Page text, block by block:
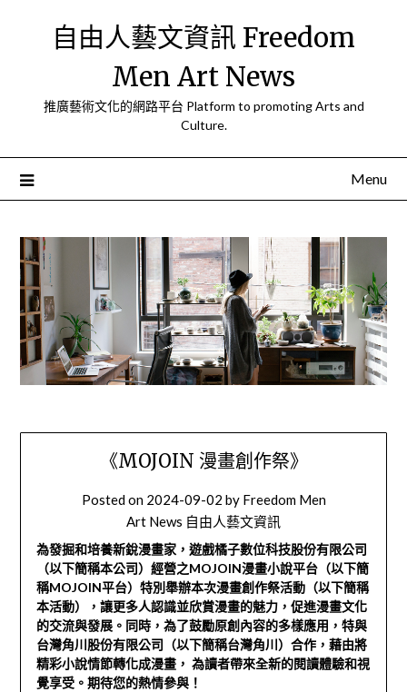
自由人藝文資訊 Freedom
Men Art News
推廣藝術文化的網路平台 Platform to promoting Arts and
Culture.
Menu
《MOJOIN 漫畫創作祭》
Posted on 2024-09-02 by Freedom Men
Art News 自由人藝文資訊
為發掘和培養新銳漫畫家，遊戲橘子數位科技股份有限公司
（以下簡稱本公司）經營之MOJOIN漫畫小說平台（以下簡
稱MOJOIN平台）特別舉辦本次漫畫創作祭活動（以下簡稱
本活動），讓更多人認識並欣賞漫畫的魅力，促進漫畫文化
的交流與發展。同時，為了鼓勵原創內容的多樣應用，特與
台灣角川股份有限公司（以下簡稱台灣角川）合作，藉由將
精彩小說情節轉化成漫畫， 為讀者帶來全新的閱讀體驗和視
覺享受。期待您的熱情參與！